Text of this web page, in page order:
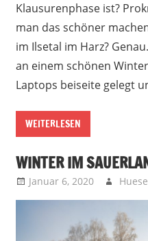
Klausurenphase ist?
man das schöner
im Ilsetal im Harz?
an einem schönen
Laptops beiseite gelegt
WEITERLESEN
WINTER IM
Januar 6, 2020 Huese